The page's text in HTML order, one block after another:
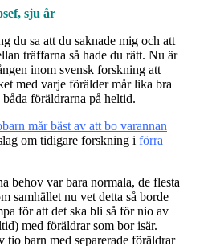
sju år
du sa att du saknade mig och att
träffarna så hade du rätt. Nu är
inom svensk forskning att
med varje förälder mår lika bra
föräldrarna på heltid.
mår bäst av att bo varannan
om tidigare forskning i förra
behov var bara normala, de flesta
samhället nu vet detta så borde
för att det ska bli så för nio av
med föräldrar som bor isär.
tio barn med separerade föräldrar